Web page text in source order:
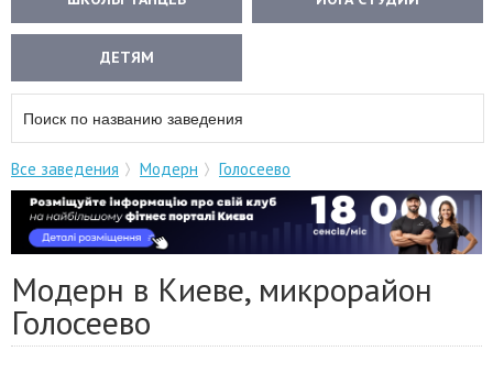
ДЕТЯМ
Все заведения Модерн Голосеево
Модерн в Киеве, микрорайон
Голосеево